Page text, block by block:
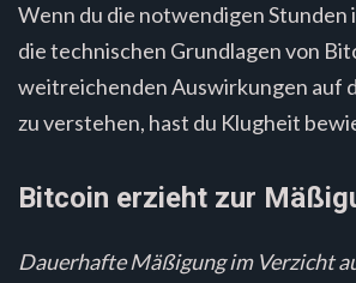
Wenn du die notwendigen Stunden
die technischen Grundlagen von
weitreichenden Auswirkungen auf
zu verstehen, hast du Klugheit
Bitcoin erzieht zur
Dauerhafte Mäßigung im Verzicht